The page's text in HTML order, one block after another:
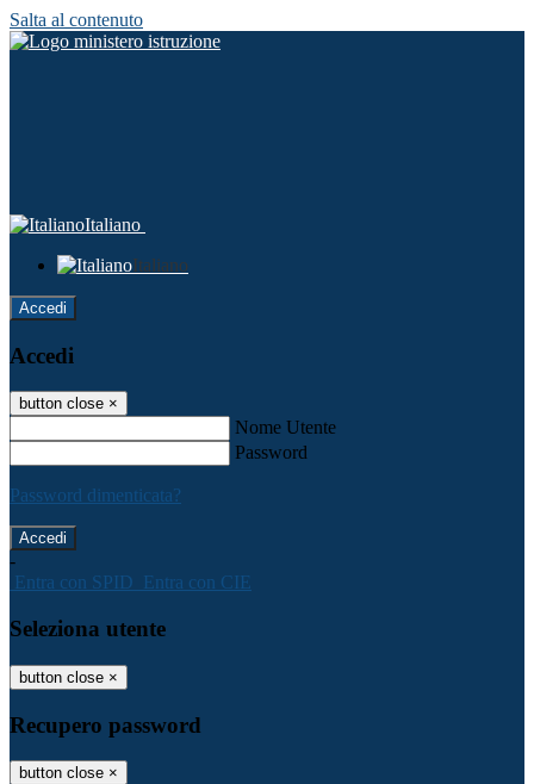
Salta al contenuto
Italiano
Italiano
Accedi
Accedi
button close ×
Nome Utente
Password
Password dimenticata?
-
Entra con SPID Entra con CIE
Seleziona utente
button close ×
Recupero password
button close ×